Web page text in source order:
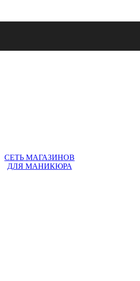
СЕТЬ МАГАЗИНОВ
ДЛЯ МАНИКЮРА